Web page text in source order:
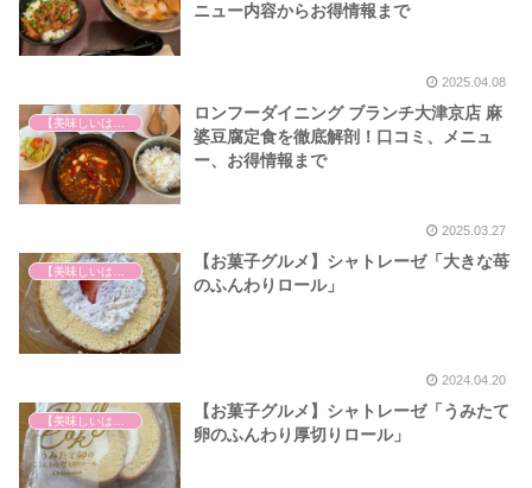
ニュー内容からお得情報まで
2025.04.08
ロンフーダイニング ブランチ大津京店 麻
婆豆腐定食を徹底解剖！口コミ、メニュ
ー、お得情報まで
2025.03.27
【お菓子グルメ】シャトレーゼ「大きな苺
のふんわりロール」
2024.04.20
【お菓子グルメ】シャトレーゼ「うみたて
卵のふんわり厚切りロール」